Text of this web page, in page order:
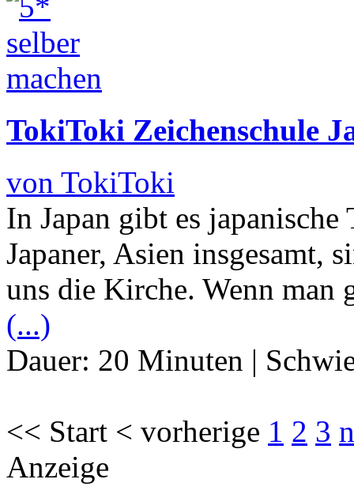
TokiToki Zeichenschule
von TokiToki
In Japan gibt es
Japaner, Asien insgesamt,
uns die Kirche. Wenn man
(...)
Dauer: 20 Minuten |
<< Start < vorherige 1 2 3
Anzeige